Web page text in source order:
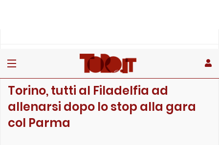
Torino, tutti al Filadelfia ad
allenarsi dopo lo stop alla gara
col Parma